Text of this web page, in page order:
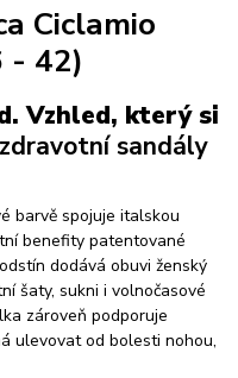
Ciclamio
- 42)
Vzhled, který si
sandály
barvě spojuje italskou
benefity patentované
dodává obuvi ženský
šaty, sukni i volnočasové
zároveň podporuje
ulevovat od bolesti nohou,